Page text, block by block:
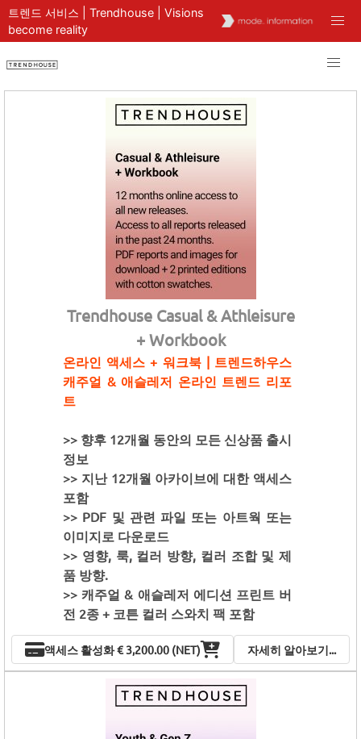
트렌드 서비스 | Trendhouse | Visions
become reality
Trendhouse Casual & Athleisure
+ Workbook
온라인 액세스 + 워크북 | 트렌드하우스
캐주얼 & 애슬레저 온라인 트렌드 리포
트
>> 향후 12개월 동안의 모든 신상품 출시
정보
>> 지난 12개월 아카이브에 대한 액세스
포함
>> PDF 및 관련 파일 또는 아트웍 또는
이미지로 다운로드
>> 영향, 룩, 컬러 방향, 컬러 조합 및 제
품 방향.
>> 캐주얼 & 애슬레저 에디션 프린트 버
전 2종 + 코튼 컬러 스와치 팩 포함
액세스 활성화€ 3,200.00 (NET) 자세히 알아보기...